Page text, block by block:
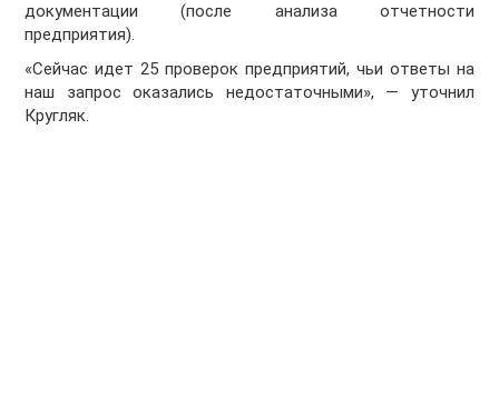
документации (после анализа отчетности
предприятия).
«Сейчас идет 25 проверок предприятий, чьи ответы на
наш запрос оказались недостаточными», — уточнил
Кругляк.